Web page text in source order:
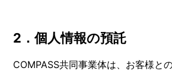
2．個人情報の預託
COMPASS共同事業体は、お客様と